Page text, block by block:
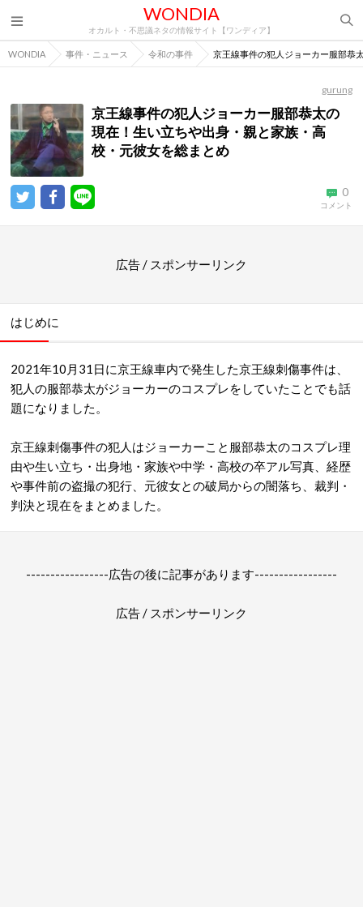
WONDIA
オカルト・不思議ネタの情報サイト【ワンディア】
WONDIA 事件・ニュース 令和の事件 京王線事件の犯人ジョーカー服部恭
gurung
京王線事件の犯人ジョーカー服部恭太の
現在！生い立ちや出身・親と家族・高
校・元彼女を総まとめ
0
コメント
広告 / スポンサーリンク
はじめに
2021年10月31日に京王線車内で発生した京王線刺傷事件は、
犯人の服部恭太がジョーカーのコスプレをしていたことでも話
題になりました。
京王線刺傷事件の犯人はジョーカーこと服部恭太のコスプレ理
由や生い立ち・出身地・家族や中学・高校の卒アル写真、経歴
や事件前の盗撮の犯行、元彼女との破局からの闇落ち、裁判・
判決と現在をまとめました。
-----------------広告の後に記事があります-----------------
広告 / スポンサーリンク